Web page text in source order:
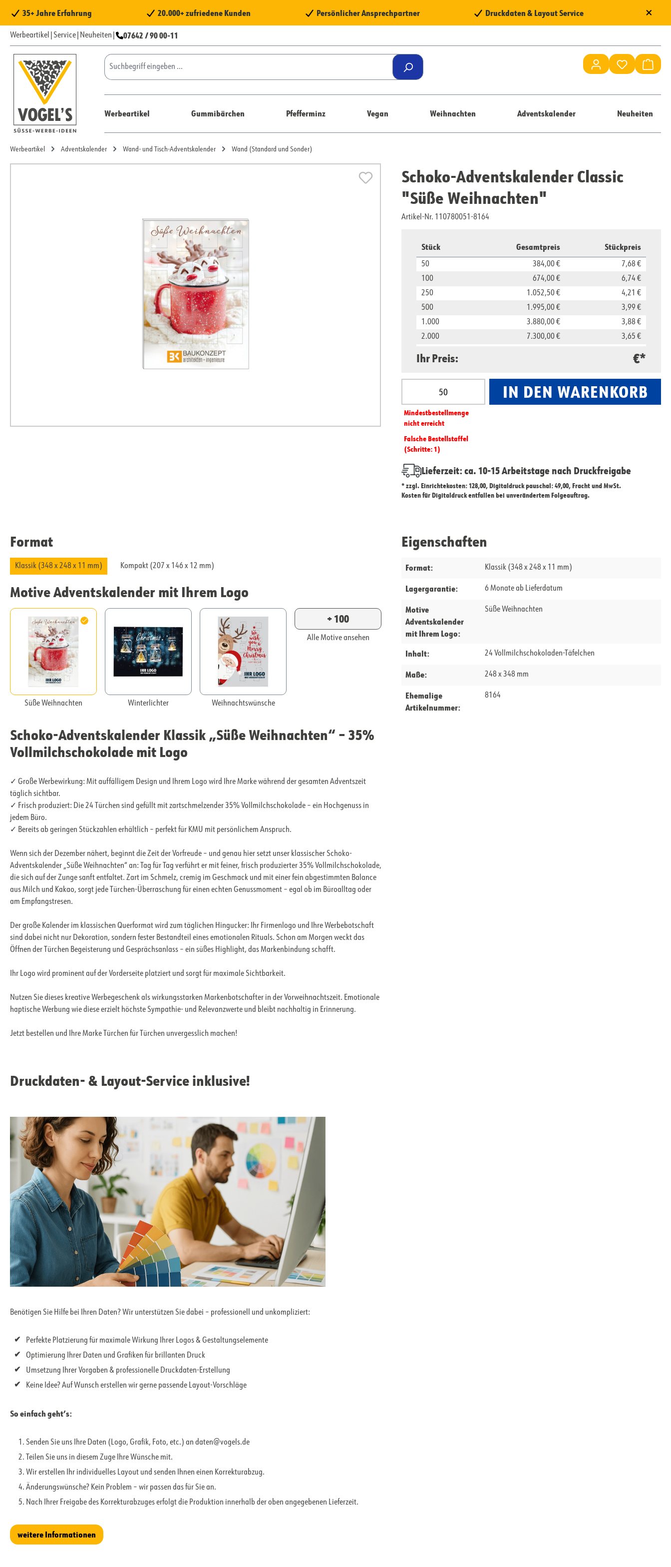
Hauptinhalt springen
Zur Suche springen
Zur Hauptnavigation springen
35+ Jahre Erfahrung 20.000+ zufriedene Kunden Persönlicher Ansprechpartner Druckdaten & Layout Service ×
Werbeartikel Service Neuheiten 07642 / 90 00-11
Du hast 0
Werbeartikel Gummibärchen Pfefferminz Vegan Weihnachten Adventskalender Neuheiten
Werbeartikel Adventskalender Wand- und Tisch-Adventskalender Wand (Standard und Sonder)
Schoko-Adventskalender Classic
"Süße Weihnachten"
Artikel-Nr. 110780051-8164
Stück Gesamtpreis Stückpreis
50 384,00 €
7,68 €
100
674,00 €
6,74 €
250
1.052,50 €
4,21 €
500
1.995,00 €
3,99 €
1.000
3.880,00 €
3,88 €
2.000
7.300,00 €
3,65 €
2,98 €
Ihr Preis: €*
Produkt Anzahl: Gib den gewünschten Wert ein oder
Mindest­­bestell­­menge
nicht erreicht
Falsche Bestellstaffel
(Schritte: 1)
IN DEN WARENKORB
Lieferzeit: ca. 10-15 Arbeitstage nach Druckfreigabe
* zzgl. Einrichtekosten: 128,00, Digitaldruck pauschal: 49,00, Fracht und MwSt.
Kosten für Digitaldruck entfallen bei unverändertem Folgeauftrag.
Format
Klassik (348 x 248 x 11 mm) Kompakt (207 x 146 x 12 mm)
Motive Adventskalender mit Ihrem Logo
Süße Weihnachten Winterlichter Weihnachtswünsche
+ 100
Alle Motive ansehen
Schoko-Adventskalender Klassik „Süße Weihnachten“ – 35%
Vollmilchschokolade mit Logo
✓ Große Werbewirkung: Mit auffälligem Design und Ihrem Logo wird Ihre Marke während der gesamten Adventszeit
täglich sichtbar.
✓ Frisch produziert: Die 24 Türchen sind gefüllt mit zartschmelzender 35% Vollmilchschokolade – ein Hochgenuss in
jedem Büro.
✓ Bereits ab geringen Stückzahlen erhältlich – perfekt für KMU mit persönlichem Anspruch.
Wenn sich der Dezember nähert, beginnt die Zeit der Vorfreude – und genau hier setzt unser klassischer Schoko-
Adventskalender „Süße Weihnachten“ an: Tag für Tag verführt er mit feiner, frisch produzierter 35% Vollmilchschokolade,
die sich auf der Zunge sanft entfaltet. Zart im Schmelz, cremig im Geschmack und mit einer fein abgestimmten Balance
aus Milch und Kakao, sorgt jede Türchen-Überraschung für einen echten Genussmoment – egal ob im Büroalltag oder
am Empfangstresen.
Der große Kalender im klassischen Querformat wird zum täglichen Hingucker: Ihr Firmenlogo und Ihre Werbebotschaft
sind dabei nicht nur Dekoration, sondern fester Bestandteil eines emotionalen Rituals. Schon am Morgen weckt das
Öffnen der Türchen Begeisterung und Gesprächsanlass – ein süßes Highlight, das Markenbindung schafft.
Ihr Logo wird prominent auf der Vorderseite platziert und sorgt für maximale Sichtbarkeit.
Nutzen Sie dieses kreative Werbegeschenk als wirkungsstarken Markenbotschafter in der Vorweihnachtszeit. Emotionale
haptische Werbung wie diese erzielt höchste Sympathie- und Relevanzwerte und bleibt nachhaltig in Erinnerung.
Jetzt bestellen und Ihre Marke Türchen für Türchen unvergesslich machen!
Eigenschaften
Format: Klassik (348 x 248 x 11 mm)
Lagergarantie: 6 Monate ab Lieferdatum
Motive
Adventskalender
mit Ihrem Logo:
Süße Weihnachten
Inhalt: 24 Vollmilchschokoladen-Täfelchen
Maße: 248 x 348 mm
Ehemalige
Artikelnummer:
8164
Druckdaten- & Layout-Service inklusive!
Benötigen Sie Hilfe bei Ihren Daten? Wir unterstützen Sie dabei – professionell und unkompliziert:
Perfekte Platzierung für maximale Wirkung Ihrer Logos & Gestaltungselemente
Optimierung Ihrer Daten und Grafiken für brillanten Druck
Umsetzung Ihrer Vorgaben & professionelle Druckdaten-Erstellung
Keine Idee? Auf Wunsch erstellen wir gerne passende Layout-Vorschläge
So einfach geht’s:
Senden Sie uns Ihre Daten (Logo, Grafik, Foto, etc.) an daten@vogels.de
Teilen Sie uns in diesem Zuge Ihre Wünsche mit.
Wir erstellen Ihr individuelles Layout und senden Ihnen einen Korrekturabzug.
Änderungswünsche? Kein Problem – wir passen das für Sie an.
Nach Ihrer Freigabe des Korrekturabzuges erfolgt die Produktion innerhalb der oben angegebenen Lieferzeit.
weitere Informationen